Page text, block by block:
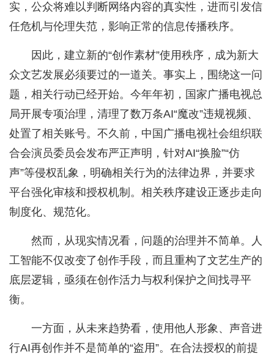
实，公众将难以判断网络内容的真实性，进而引发信
任危机与伦理失范，影响正常的信息传播秩序。
因此，建立新的“创作素材”使用秩序，成为新大
众文艺发展必须要过的一道关。事实上，围绕这一问
题，相关行动已经开始。今年年初，国家广播电视总
局开展专项治理，清理了数万条AI“魔改”违规视频、
处置了相关账号。不久前，中国广播电视社会组织联
合会演员委员会发布严正声明，针对AI“换脸”“仿
声”等侵权乱象，明确相关行为的法律边界，并要求
平台强化审核和授权机制。相关秩序建设正逐步走向
制度化、规范化。
然而，从现实情况看，问题的治理并不简单。人
工智能不仅改变了创作手段，而且重构了文艺生产的
底层逻辑，亟须在创作活力与权利保护之间找寻平
衡。
一方面，从未来趋势看，使用他人形象、声音进
行AI再创作并不是简单的“盗用”。在合法授权的前提